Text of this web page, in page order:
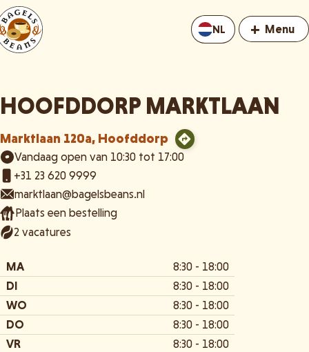
+ Menu
NL
HOOFDDORP MARKTLAAN
Marktlaan 120a, Hoofddorp
Vandaag open van 10:30 tot 17:00
+31 23 620 9999
marktlaan@bagelsbeans.nl
Plaats een bestelling
2 vacatures
MA
8:30 - 18:00
DI
8:30 - 18:00
WO
8:30 - 18:00
DO
8:30 - 18:00
VR
8:30 - 18:00